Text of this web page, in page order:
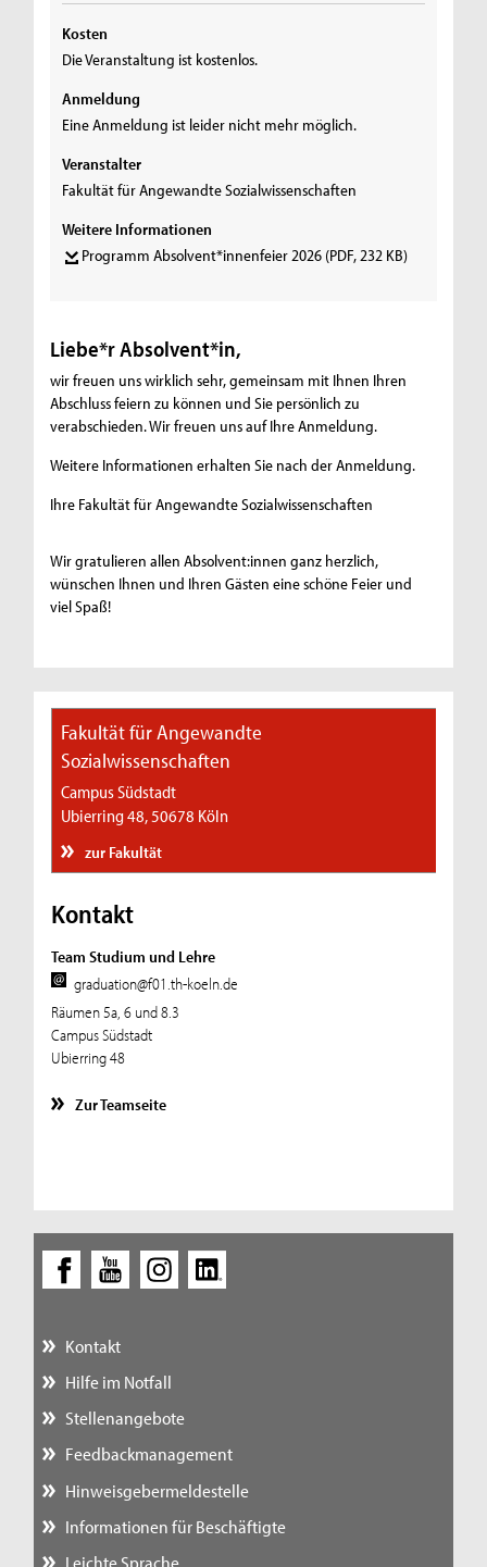
Kosten
Die Veranstaltung ist kostenlos.
Anmeldung
Eine Anmeldung ist leider nicht mehr möglich.
Veranstalter
Fakultät für Angewandte Sozialwissenschaften
Weitere Informationen
Programm Absolvent*innenfeier 2026 (PDF, 232 KB)
Liebe*r Absolvent*in,
wir freuen uns wirklich sehr, gemeinsam mit Ihnen Ihren
Abschluss feiern zu können und Sie persönlich zu
verabschieden. Wir freuen uns auf Ihre Anmeldung.
Weitere Informationen erhalten Sie nach der Anmeldung.
Ihre Fakultät für Angewandte Sozialwissenschaften
Wir gratulieren allen Absolvent:innen ganz herzlich,
wünschen Ihnen und Ihren Gästen eine schöne Feier und
viel Spaß!
Fakultät für Angewandte
Sozialwissenschaften
Campus Südstadt
Ubierring 48, 50678 Köln
zur Fakultät
Kontakt
Team Studium und Lehre
graduation@f01.th-koeln.de
Räumen 5a, 6 und 8.3
Campus Südstadt
Ubierring 48
Zur Teamseite
Kontakt
Hilfe im Notfall
Stellenangebote
Feedbackmanagement
Hinweisgebermeldestelle
Informationen für Beschäftigte
Leichte Sprache